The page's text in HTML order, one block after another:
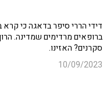
דידי הררי סיפר בדאגה כי
ברופאים מרדימים שמדינה.
סקרנים? האזינו.
10/09/2023